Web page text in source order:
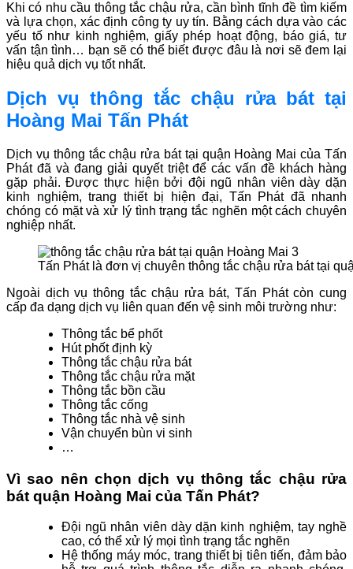
Khi có nhu cầu thông tắc chậu rửa, cần bình tĩnh đề tìm kiếm
và lựa chọn, xác định công ty uy tín. Bằng cách dựa vào các
yếu tố như kinh nghiệm, giấy phép hoạt động, báo giá, tư
vấn tận tình… bạn sẽ có thể biết được đâu là nơi sẽ đem lại
hiệu quả dịch vụ tốt nhất.
Dịch vụ thông tắc chậu rửa bát tại
Hoàng Mai Tấn Phát
Dịch vụ thông tắc chậu rửa bát tại quận Hoàng Mai của Tấn
Phát đã và đang giải quyết triệt để các vấn đề khách hàng
gặp phải. Được thực hiện bởi đội ngũ nhân viên dày dặn
kinh nghiệm, trang thiết bị hiện đại, Tấn Phát đã nhanh
chóng có mặt và xử lý tình trạng tắc nghẽn một cách chuyên
nghiệp nhất.
Tấn Phát là đơn vị chuyên thông tắc chậu rửa bát tại
Ngoài dịch vụ thông tắc chậu rửa bát, Tấn Phát còn cung
cấp đa dạng dịch vụ liên quan đến vệ sinh môi trường như:
Thông tắc bể phốt
Hút phốt định kỳ
Thông tắc chậu rửa bát
Thông tắc chậu rửa mặt
Thông tắc bồn cầu
Thông tắc cống
Thông tắc nhà vệ sinh
Vận chuyển bùn vi sinh
…
Vì sao nên chọn dịch vụ thông tắc chậu rửa
bát quận Hoàng Mai của Tấn Phát?
Đội ngũ nhân viên dày dặn kinh nghiệm, tay nghề
cao, có thể xử lý mọi tình trạng tắc nghẽn
Hệ thống máy móc, trang thiết bị tiên tiến, đảm bảo